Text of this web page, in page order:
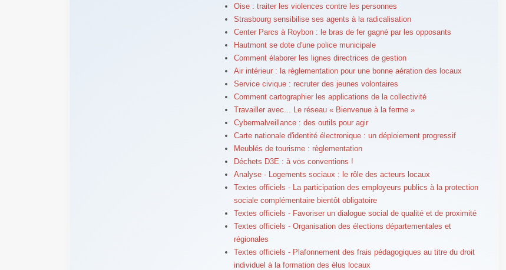
Oise : traiter les violences contre les personnes
Strasbourg sensibilise ses agents à la radicalisation
Center Parcs à Roybon : le bras de fer gagné par les opposants
Hautmont se dote d'une police municipale
Comment élaborer les lignes directrices de gestion
Air intérieur : la règlementation pour une bonne aération des locaux
Service civique : recruter des jeunes volontaires
Comment cartographier les applications de la collectivité
Travailler avec... Le réseau « Bienvenue à la ferme »
Cybermalveillance : des outils pour agir
Carte nationale d'identité électronique : un déploiement progressif
Meublés de tourisme : règlementation
Déchets D3E : à vos conventions !
Analyse - Logements sociaux : le rôle des acteurs locaux
Textes officiels - La participation des employeurs publics à la protection
sociale complémentaire bientôt obligatoire
Textes officiels - Favoriser un dialogue social de qualité et de proximité
Textes officiels - Organisation des élections départementales et
régionales
Textes officiels - Plafonnement des frais pédagogiques au titre du droit
individuel à la formation des élus locaux